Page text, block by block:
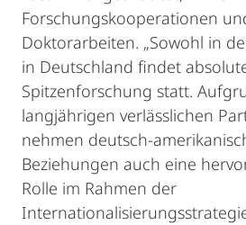
Forschungskooperationen
Doktorarbeiten. „Sowohl in
in Deutschland findet
Spitzenforschung statt.
langjährigen verlässlichen
nehmen deutsch-
Beziehungen auch eine
Rolle im Rahmen der